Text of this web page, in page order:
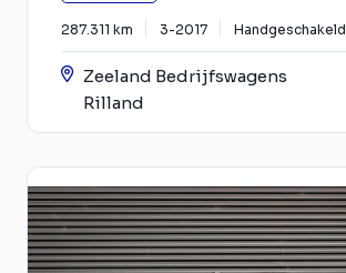
287.311 km 3-2017 Handgeschakeld
Zeeland Bedrijfswagens
Rilland